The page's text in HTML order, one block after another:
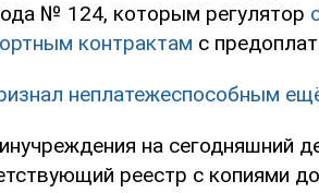
№ 124, которым регулятор
контрактам с
неплатежеспособным
на сегодняшний
реестр с копиями